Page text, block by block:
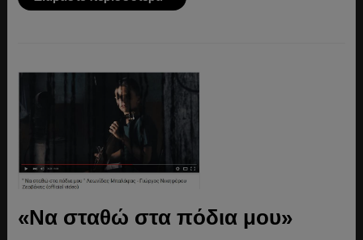
«Να σταθώ στα πόδια μου»